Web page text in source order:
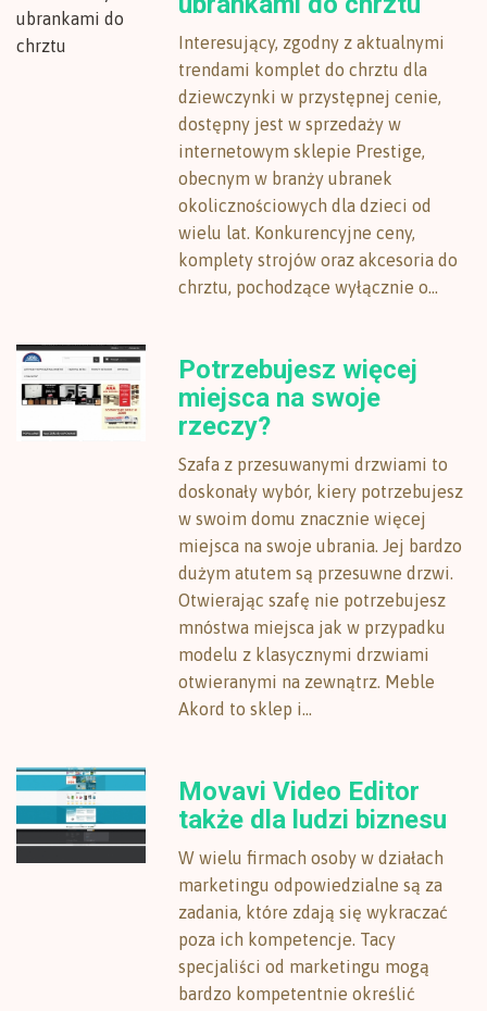
Interesujący, zgodny z aktualnymi
trendami komplet do chrztu dla
dziewczynki w przystępnej cenie,
dostępny jest w sprzedaży w
internetowym sklepie Prestige,
obecnym w branży ubranek
okolicznościowych dla dzieci od
wielu lat. Konkurencyjne ceny,
komplety strojów oraz akcesoria do
chrztu, pochodzące wyłącznie o...
Potrzebujesz więcej
miejsca na swoje
rzeczy?
Szafa z przesuwanymi drzwiami to
doskonały wybór, kiery potrzebujesz
w swoim domu znacznie więcej
miejsca na swoje ubrania. Jej bardzo
dużym atutem są przesuwne drzwi.
Otwierając szafę nie potrzebujesz
mnóstwa miejsca jak w przypadku
modelu z klasycznymi drzwiami
otwieranymi na zewnątrz. Meble
Akord to sklep i...
Movavi Video Editor
także dla ludzi biznesu
W wielu firmach osoby w działach
marketingu odpowiedzialne są za
zadania, które zdają się wykraczać
poza ich kompetencje. Tacy
specjaliści od marketingu mogą
bardzo kompetentnie określić